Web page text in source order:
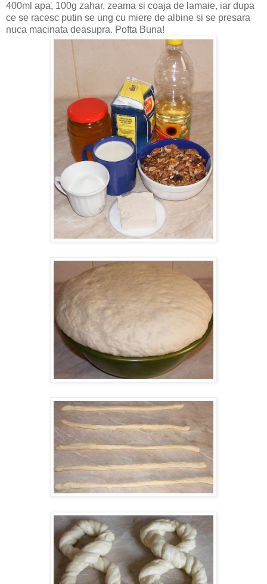
400ml apa, 100g zahar, zeama si coaja de lamaie, iar dupa
ce se racesc putin se ung cu miere de albine si se presara
nuca macinata deasupra. Pofta Buna!